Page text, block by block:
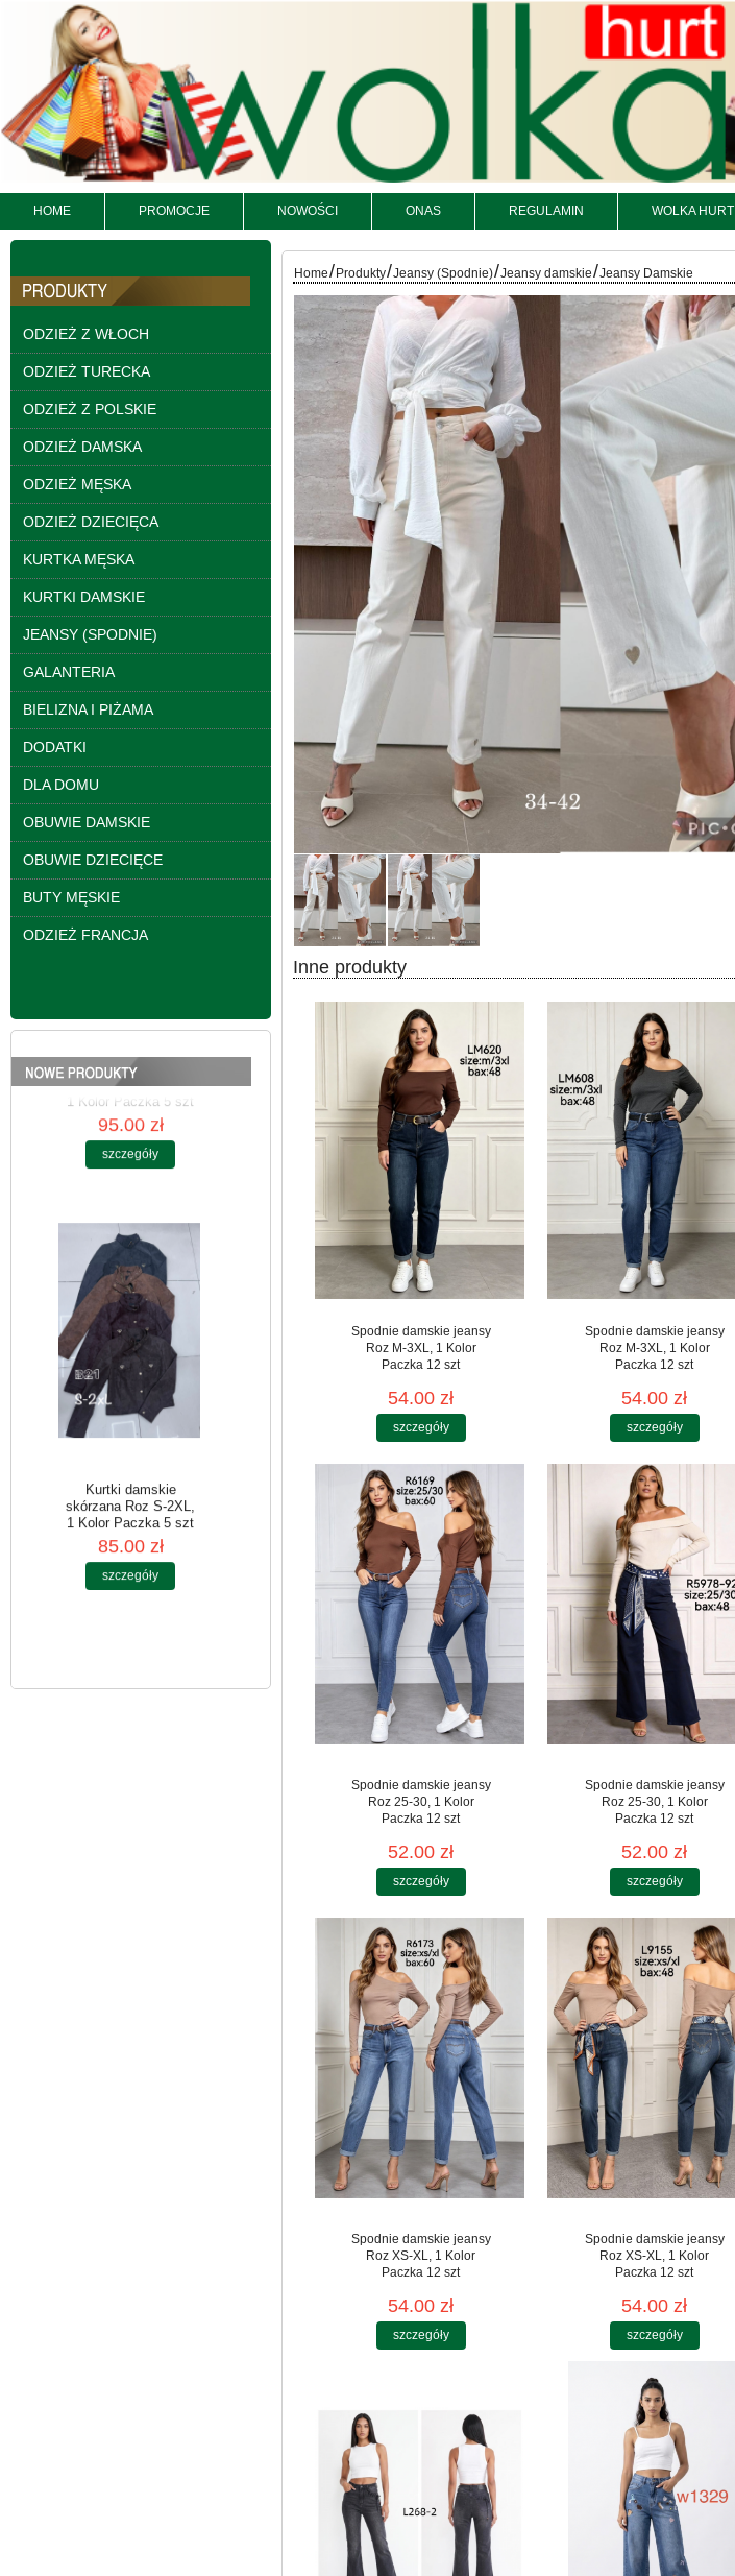
HOME PROMOCJE NOWOŚCI ONAS REGULAMIN WOLKA HURT
ODZIEŻ Z WŁOCH
ODZIEŻ TURECKA
ODZIEŻ Z POLSKIE
ODZIEŻ DAMSKA
ODZIEŻ MĘSKA
ODZIEŻ DZIECIĘCA
KURTKA MĘSKA
KURTKI DAMSKIE
JEANSY (SPODNIE)
GALANTERIA
BIELIZNA I PIŻAMA
DODATKI
DLA DOMU
OBUWIE DAMSKIE
OBUWIE DZIECIĘCE
BUTY MĘSKIE
ODZIEŻ FRANCJA
skórzana Roz S-XL, 1
95.00 zł
Kurtki damskie
skórzana Roz S-XL, 1
Kolor Paczka 5 szt
95.00 zł
szczegóły
Kurtki damskie
skórzana Roz S-2XL,
szczegóły
Kurtki damskie
skórzana Roz S-2XL,
Home/ Produkty/Jeansy (Spodnie)/Jeansy damskie/Jeansy Damskie
Inne produkty
Spodnie damskie jeansy
Roz M-3XL, 1 Kolor
Paczka 12 szt
54.00 zł
szczegóły
Spodnie damskie jeansy
Roz M-3XL, 1 Kolor
Paczka 12 szt
54.00 zł
szczegóły
Spodnie damskie jeansy
Roz 25-30, 1 Kolor
Paczka 12 szt
52.00 zł
szczegóły
Spodnie damskie jeansy
Roz 25-30, 1 Kolor
Paczka 12 szt
52.00 zł
szczegóły
Spodnie damskie jeansy
Roz XS-XL, 1 Kolor
Paczka 12 szt
54.00 zł
szczegóły
Spodnie damskie jeansy
Roz XS-XL, 1 Kolor
Paczka 12 szt
54.00 zł
szczegóły